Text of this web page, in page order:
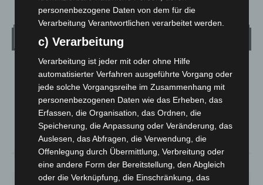
Wetter
LANGENHAGEN
Bedeckt
19.1° C 19.5°
17.7°
64% 1.6m/s 100%
personenbezogene Daten von dem für die
Verarbeitung Verantwortlichen verarbeitet werden.
c) Verarbeitung
Verarbeitung ist jeder mit oder ohne Hilfe
automatisierter Verfahren ausgeführte Vorgang oder
jede solche Vorgangsreihe im Zusammenhang mit
personenbezogenen Daten wie das Erheben, das
Erfassen, die Organisation, das Ordnen, die
Speicherung, die Anpassung oder Veränderung, das
Auslesen, das Abfragen, die Verwendung, die
Offenlegung durch Übermittlung, Verbreitung oder
eine andere Form der Bereitstellung, den Abgleich
oder die Verknüpfung, die Einschränkung, das